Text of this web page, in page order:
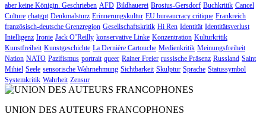
aber keine Königin. Geschrieben AFD Bildhauerei Brosius-Gersdorf Buchkritik Cancel
Culture chatgpt Denkmalsturz Erinnerungskultur EU bureaucracy critique Frankreich
französisch-deutsche Grenzregion Gesellschaftskritik Hi Ren Identität Identitätsverlust
Intelligenz Ironie Jack O’Reilly konservative Linke Konzentration Kulturkritik
Kunstfreiheit Kunstgeschichte La Dernière Cartouche Medienkritik Meinungsfreiheit
Nation NATO Pazifismus portrait queer Rainer Freier russische Präsenz Russland Saint
Mihiel Seele sensorische Wahrnehmung Sichtbarkeit Skulptur Sprache Statussymbol
Systemkritik Wahrheit Zensur
UNION DES AUTEURS FRANCOPHONES